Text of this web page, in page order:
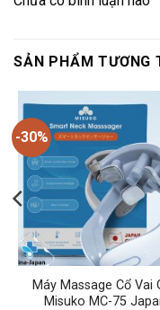
SẢN PHẨM TƯƠNG
-30%
Máy Massage Cổ Vai
Misuko MC-75